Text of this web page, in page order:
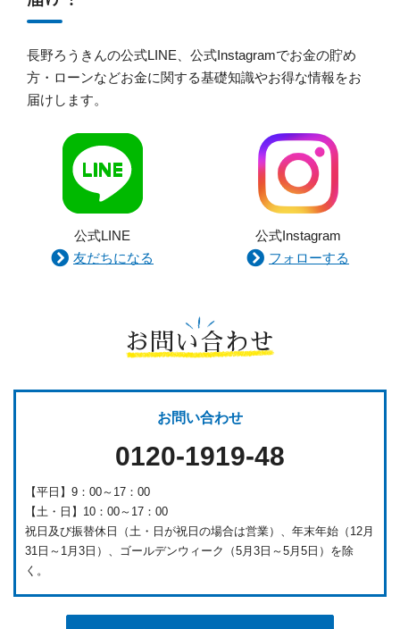
長野ろうきんの公式LINE、公式Instagramでお金の貯め
方・ローンなどお金に関する基礎知識やお得な情報をお
届けします。
公式LINE
友だちになる
公式Instagram
フォローする
お問い合わせ
お問い合わせ
0120-1919-48
【平日】9：00～17：00
【土・日】10：00～17：00
祝日及び振替休日（土・日が祝日の場合は営業）、年末年始（12月
31日～1月3日）、ゴールデンウィーク（5月3日～5月5日）を除
く。